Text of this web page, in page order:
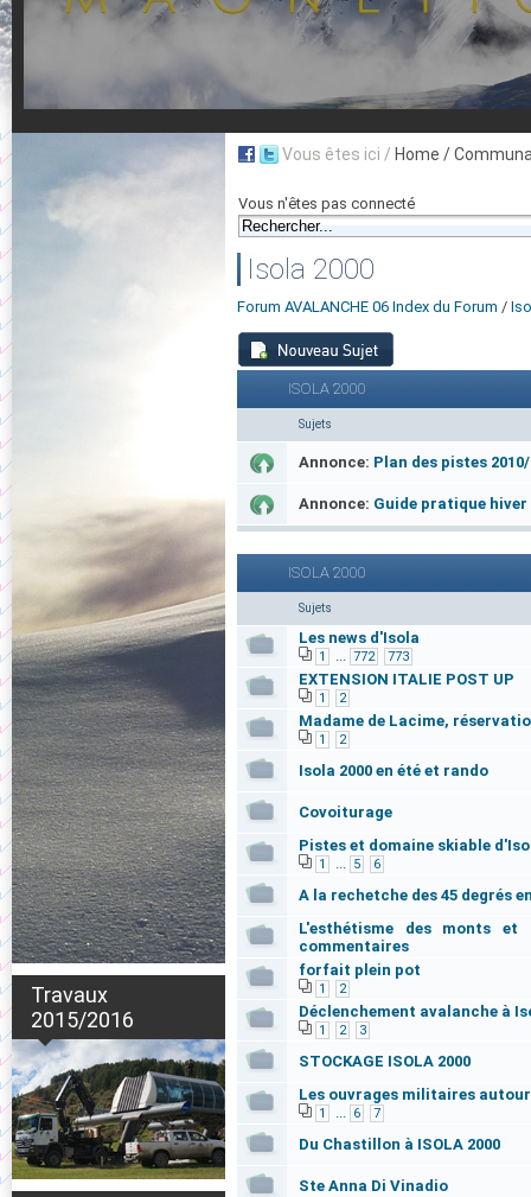
Travaux
2015/2016
Vous êtes ici / Home /
Vous n'êtes pas connecté
Isola 2000
Forum AVALANCHE 06 Index du Forum /
ISOLA 2000
Sujets
Annonce: Plan des pistes 2010/
Annonce: Guide pratique hiver
ISOLA 2000
Sujets
Les news d'Isola
1 ... 772 773
EXTENSION ITALIE POST UP
1 2
Madame de Lacime,
1 2
Isola 2000 en été et rando
Covoiturage
Pistes et domaine skiable
1 ... 5 6
A la rechetche des 45 degrés
L'esthétisme des monts
commentaires
forfait plein pot
1 2
Déclenchement avalanche à
1 2 3
STOCKAGE ISOLA 2000
Les ouvrages militaires autour
1 ... 6 7
Du Chastillon à ISOLA 2000
Ste Anna Di Vinadio